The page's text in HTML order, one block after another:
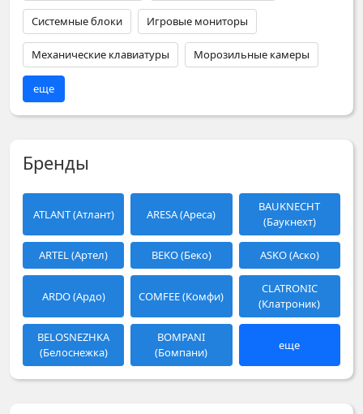
Системные блоки Игровые мониторы
Механические клавиатуры Морозильные камеры
еще
Бренды
ATLANT (Атлант) ARESA (Ареса)
BAUKNECHT
(Баукнехт)
ARTEL (Артел) BEKO (Беко) ASKO (Аско)
ARDO (Ардо) COMFEE (Комфи)
CLATRONIC
(Клатроник)
BELOSNEZHKA
(Белоснежка)
BOMPANI
(Бомпани)
еще